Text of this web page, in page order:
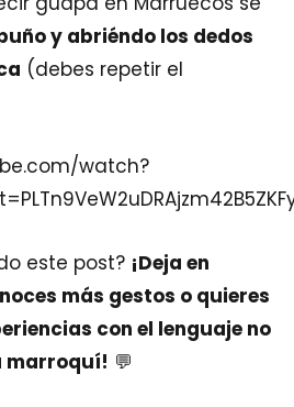
y abriéndo los dedos
(debes repetir el
watch?
este post? ¡Deja en
más gestos o quieres
con el lenguaje no
marroquí! 💬